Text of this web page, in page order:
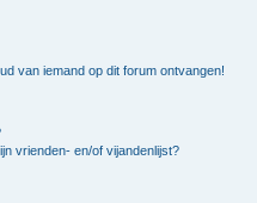
van iemand op dit forum ontvangen!
vrienden- en/of vijandenlijst?